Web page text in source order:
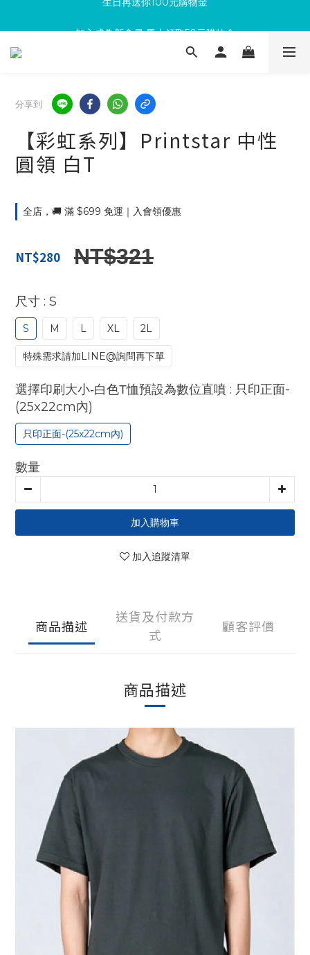
滿300回饋10%購物金
分享到
【彩虹系列】Printstar 中性
圓領 白T
全店，🚚 滿 $699 免運｜入會領優惠
NT$321
NT$280
尺寸 : S
S M L XL 2L
特殊需求請加LINE@詢問再下單
選擇印刷大小-白色T恤預設為數位直噴 : 只印正面-
(25x22cm內)
只印正面-(25x22cm內)
數量
加入購物車
加入追蹤清單
商品描述
送貨及付款方
式
顧客評價
商品描述